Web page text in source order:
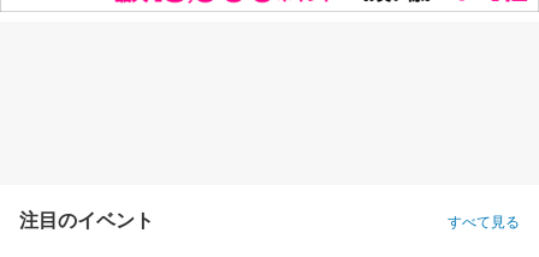
注目のイベント すべて見る